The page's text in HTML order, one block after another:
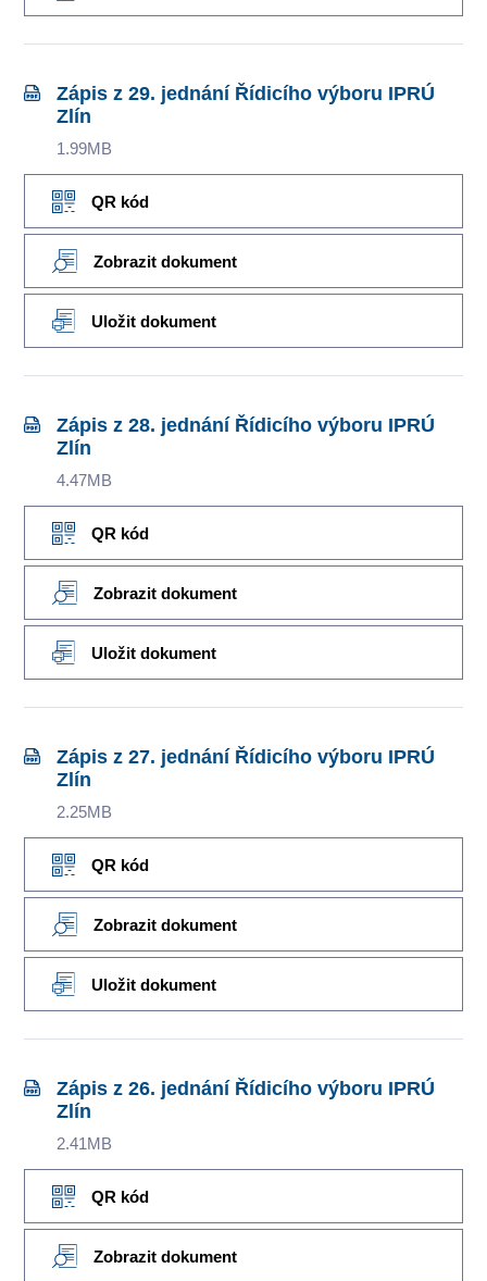
Zápis z 29. jednání Řídicího výboru IPRÚ
Zlín
1.99MB
QR kód
Zobrazit dokument
Uložit dokument
Zápis z 28. jednání Řídicího výboru IPRÚ
Zlín
4.47MB
QR kód
Zobrazit dokument
Uložit dokument
Zápis z 27. jednání Řídicího výboru IPRÚ
Zlín
2.25MB
QR kód
Zobrazit dokument
Uložit dokument
Zápis z 26. jednání Řídicího výboru IPRÚ
Zlín
2.41MB
QR kód
Zobrazit dokument